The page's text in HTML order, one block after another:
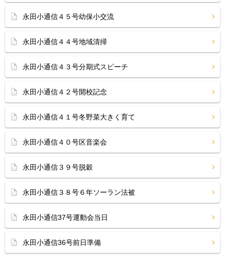
永田小通信４５号幼保小交流
永田小通信４４号地域清掃
永田小通信４３号分期式スピーチ
永田小通信４２号開校記念
永田小通信４１号冬野菜大きく育て
永田小通信４０号区音楽会
永田小通信３９号脱穀
永田小通信３８号６年ソーラン法被
永田小通信37号運動会当日
永田小通信36号前日準備